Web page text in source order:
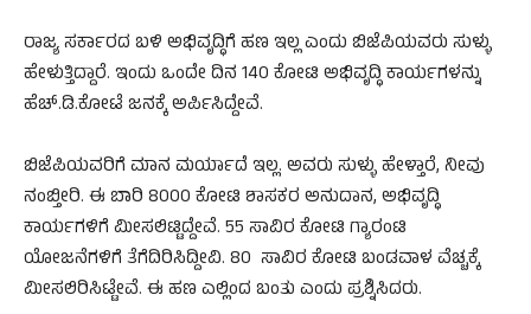
ರಾಜ್ಯ ಸರ್ಕಾರದ ಬಳಿ ಅಭಿವೃದ್ಧಿಗೆ ಹಣ ಇಲ್ಲ ಎಂದು ಬಿಜೆಪಿಯವರು ಸುಳ್ಳು
ಹೇಳುತ್ತಿದ್ದಾರೆ. ಇಂದು ಒಂದೇ ದಿನ 140 ಕೋಟಿ ಅಭಿವೃದ್ಧಿ ಕಾರ್ಯಗಳನ್ನು
ಹೆಚ್.ಡಿ.ಕೋಟೆ ಜನಕ್ಕೆ ಅರ್ಪಿಸಿದ್ದೇವೆ.
ಬಿಜೆಪಿಯವರಿಗೆ ಮಾನ ಮರ್ಯಾದೆ ಇಲ್ಲ. ಅವರು ಸುಳ್ಳು ಹೇಳ್ತಾರೆ, ನೀವು
ನಂಬ್ತೀರಿ. ಈ ಬಾರಿ 8000 ಕೋಟಿ ಶಾಸಕರ ಅನುದಾನ, ಅಭಿವೃದ್ಧಿ
ಕಾರ್ಯಗಳಿಗೆ ಮೀಸಲಿಟ್ಟಿದ್ದೇವೆ. 55 ಸಾವಿರ ಕೋಟಿ ಗ್ಯಾರಂಟಿ
ಯೋಜನೆಗಳಿಗೆ ತೆಗೆದಿರಿಸಿದ್ದೀವಿ. 80 ಸಾವಿರ ಕೋಟಿ ಬಂಡವಾಳ ವೆಚ್ಚಕ್ಕೆ
ಮೀಸಲಿರಿಸಿಟ್ಟೇವೆ. ಈ ಹಣ ಎಲ್ಲಿಂದ ಬಂತು ಎಂದು ಪ್ರಶ್ನಿಸಿದರು.